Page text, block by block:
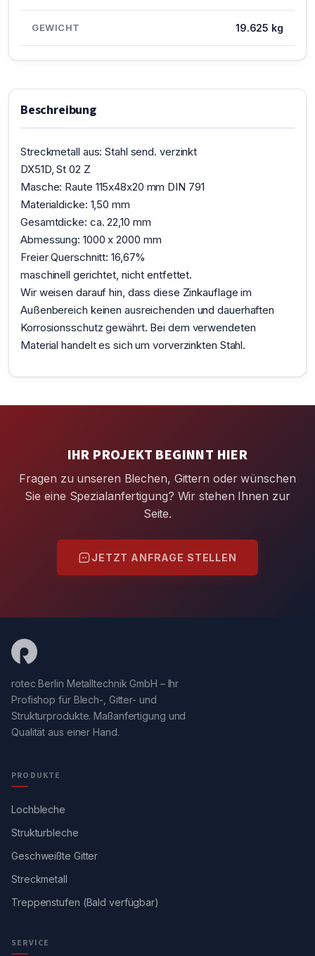
GEWICHT 19.625 kg
Beschreibung
Streckmetall aus: Stahl send. verzinkt
DX51D, St 02 Z
Masche: Raute 115x48x20 mm DIN 791
Materialdicke: 1,50 mm
Gesamtdicke: ca. 22,10 mm
Abmessung: 1000 x 2000 mm
Freier Querschnitt: 16,67%
maschinell gerichtet, nicht entfettet.
Wir weisen darauf hin, dass diese Zinkauflage im
Außenbereich keinen ausreichenden und dauerhaften
Korrosionsschutz gewährt. Bei dem verwendeten
Material handelt es sich um vorverzinkten Stahl.
IHR PROJEKT BEGINNT HIER
Fragen zu unseren Blechen, Gittern oder wünschen
Sie eine Spezialanfertigung? Wir stehen Ihnen zur
Seite.
JETZT ANFRAGE STELLEN
rotec Berlin Metalltechnik GmbH – Ihr
Profishop für Blech-, Gitter- und
Strukturprodukte. Maßanfertigung und
Qualität aus einer Hand.
PRODUKTE
Lochbleche
Strukturbleche
Geschweißte Gitter
Streckmetall
Treppenstufen (Bald verfügbar)
SERVICE